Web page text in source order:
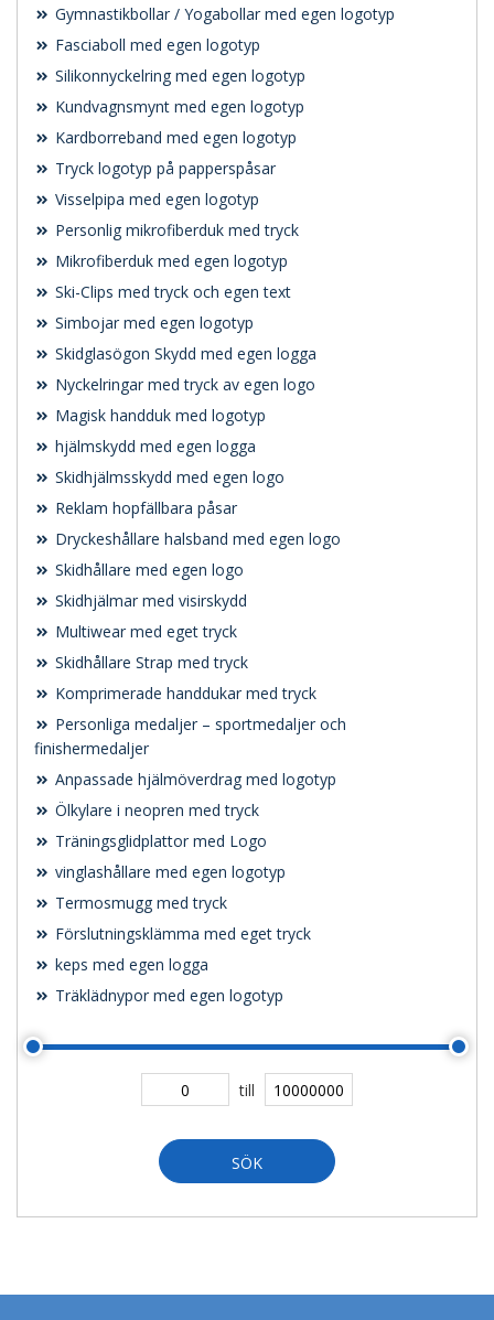
Gymnastikbollar / Yogabollar med egen logotyp
Fasciaboll med egen logotyp
Silikonnyckelring med egen logotyp
Kundvagnsmynt med egen logotyp
Kardborreband med egen logotyp
Tryck logotyp på papperspåsar
Visselpipa med egen logotyp
Personlig mikrofiberduk med tryck
Mikrofiberduk med egen logotyp
Ski-Clips med tryck och egen text
Simbojar med egen logotyp
Skidglasögon Skydd med egen logga
Nyckelringar med tryck av egen logo
Magisk handduk med logotyp
hjälmskydd med egen logga
Skidhjälmsskydd med egen logo
Reklam hopfällbara påsar
Dryckeshållare halsband med egen logo
Skidhållare med egen logo
Skidhjälmar med visirskydd
Multiwear med eget tryck
Skidhållare Strap med tryck
Komprimerade handdukar med tryck
Personliga medaljer – sportmedaljer och
finishermedaljer
Anpassade hjälmöverdrag med logotyp
Ölkylare i neopren med tryck
Träningsglidplattor med Logo
vinglashållare med egen logotyp
Termosmugg med tryck
Förslutningsklämma med eget tryck
keps med egen logga
Träklädnypor med egen logotyp
till
SÖK